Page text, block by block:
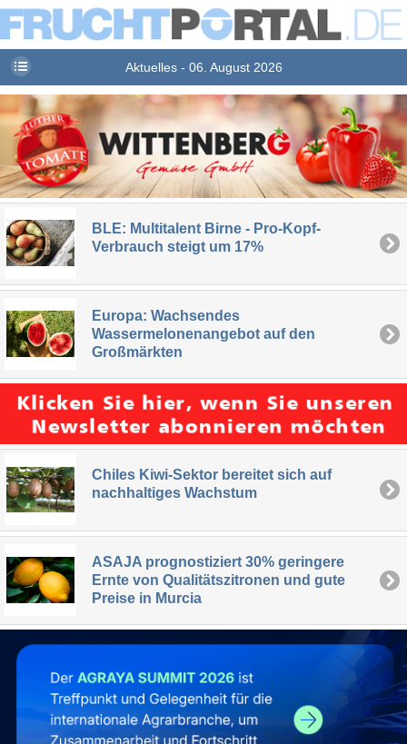
Aktuelles - 06. August 2026
BLE: Multitalent Birne - Pro-Kopf-
Verbrauch steigt um 17%
Europa: Wachsendes
Wassermelonenangebot auf den
Großmärkten
Chiles Kiwi-Sektor bereitet sich auf
nachhaltiges Wachstum
ASAJA prognostiziert 30% geringere
Ernte von Qualitätszitronen und gute
Preise in Murcia